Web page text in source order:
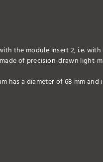
the module insert 2, i.e.
of precision-drawn light-
has a diameter of 68 mm and